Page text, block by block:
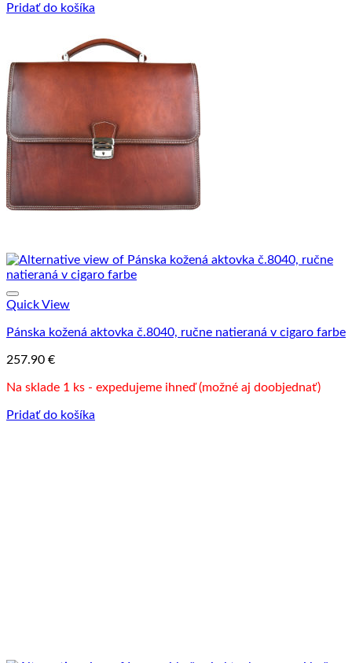
Pridať do košíka
Quick View
Pánska kožená aktovka č.8040, ručne natieraná v cigaro farbe
257.90 €
Na sklade 1 ks - expedujeme ihneď (možné aj doobjednať)
Pridať do košíka